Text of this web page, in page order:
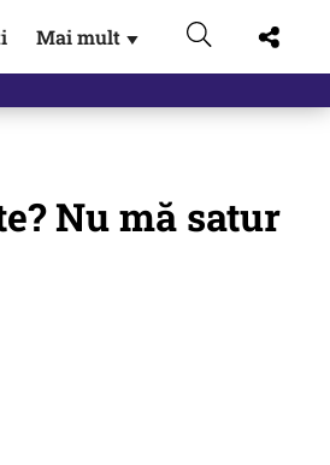
Mai mult ▼
Nu mă satur